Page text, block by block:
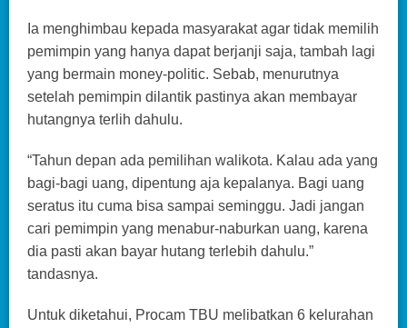
Ia menghimbau kepada masyarakat agar tidak memilih
pemimpin yang hanya dapat berjanji saja, tambah lagi
yang bermain money-politic. Sebab, menurutnya
setelah pemimpin dilantik pastinya akan membayar
hutangnya terlih dahulu.
“Tahun depan ada pemilihan walikota. Kalau ada yang
bagi-bagi uang, dipentung aja kepalanya. Bagi uang
seratus itu cuma bisa sampai seminggu. Jadi jangan
cari pemimpin yang menabur-naburkan uang, karena
dia pasti akan bayar hutang terlebih dahulu.”
tandasnya.
Untuk diketahui, Procam TBU melibatkan 6 kelurahan